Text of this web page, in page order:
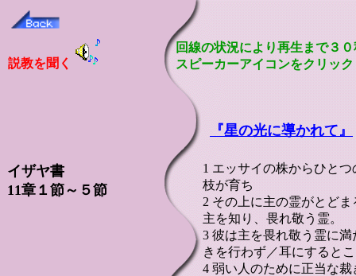
イザヤ書
11章１節～５節
1 エッサイの株からひと
枝が育ち
2 その上に主の霊がとど
主を知り、畏れ敬う霊。
3 彼は主を畏れ敬う霊に
きを行わず／耳にすると
4 弱い人のために正当な
説教を聞く
『星の光に導かれて』
回線の状況により再生まで３
スピーカーアイコンをクリッ